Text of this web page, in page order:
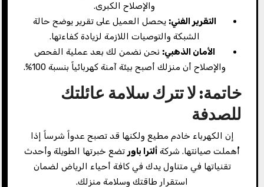
والإصلاح الكبرى.
التقرير الفني: يحصل العميل على تقرير يوضح حالة
الشبكة والتوصيات اللازمة لزيادة كفاءتها.
الأمان الذهبي: نحن نضمن لك بعد عملية الفحص
والإصلاح أن منزلك أصبح بيئة آمنة كهربائياً بنسبة 100%.
خاتمة: لا تترك سلامة عائلتك
للصدفة
إن الكهرباء خادم مطيع ولكنها قد تصبح عدواً شرساً إذا
أُهملت صيانتها. شركة ألترا باور تضع خبرتها الطويلة وأحدث
تقنياتها في متناول يدك في كافة أحياء الرياض لضمان
استقرار طاقتك وسلامة منزلك.